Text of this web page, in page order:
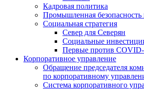
Кадровая политика
Промышленная безопасность
Социальная стратегия
Север для Северян
Социальные
Первые против
Корпоративное управление
Обращение председателя
по корпоративному
Система корпоративного